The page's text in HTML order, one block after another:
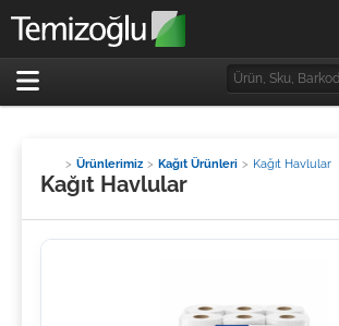
Ürünlerimiz Kağıt Ürünleri Kağıt Havlular
Kağıt Havlular